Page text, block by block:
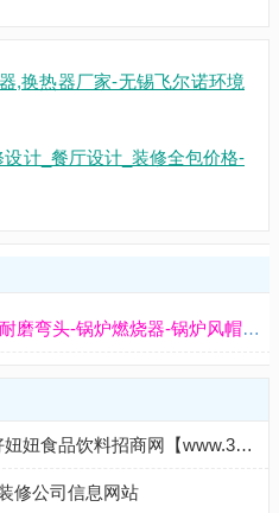
,换热器厂家-无锡飞尔诺环境
计_餐厅设计_装修全包价格-
蒙皮-陶瓷耐磨管道-耐磨衬板-耐磨弯头-锅炉燃烧器-锅炉风帽-防磨瓦-陶瓷复合管-双金属复合管-江苏江河机械
禧味食品（福建）有限公司-好妞妞食品饮料招商网【www.3490.CN】
修公司信息网站